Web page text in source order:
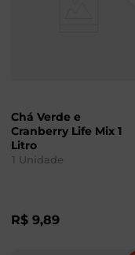
Chá Verde e
Cranberry Life Mix 1
Litro
1 Unidade
R$ 9,89